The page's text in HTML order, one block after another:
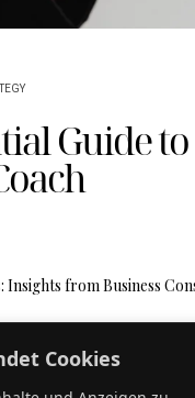
Cookies
Guide